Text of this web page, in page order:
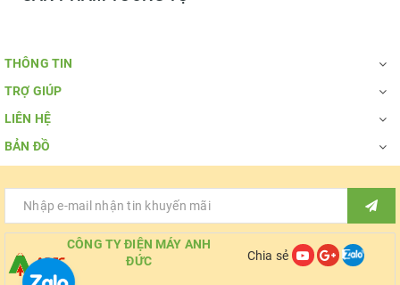
THÔNG TIN
TRỢ GIÚP
LIÊN HỆ
BẢN ĐỒ
CÔNG TY ĐIỆN MÁY ANH
ĐỨC
Chia sẻ